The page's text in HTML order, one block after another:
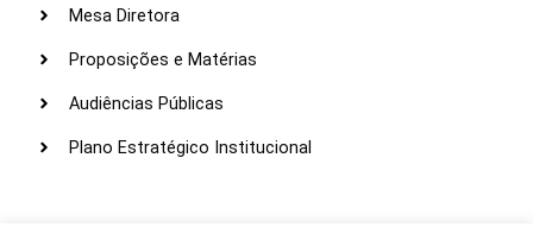
Mesa Diretora
Proposições e Matérias
Audiências Públicas
Plano Estratégico Institucional